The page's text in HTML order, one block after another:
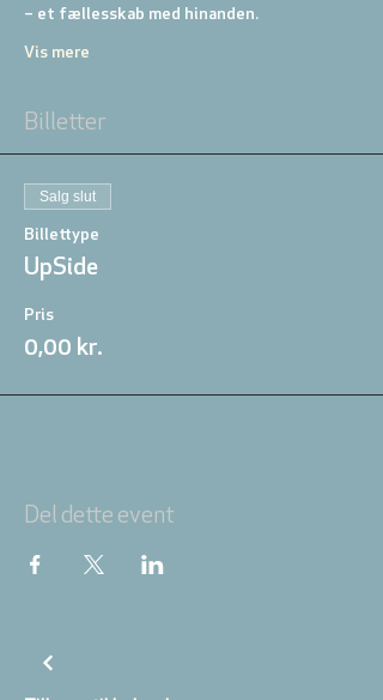
– et fællesskab med hinanden.
Vis mere
Billetter
Salg slut
Billettype
UpSide
Pris
0,00 kr.
Del dette event